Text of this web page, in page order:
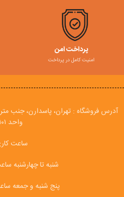
پرداخت امن
امنیت کامل در پرداخت
آدرس فروشگاه : تهران، پاسدارن، جنب
واحد ۱۰۱
ساعت
شنبه تا چهارشنبه ساعت 14
پنج شنبه و جمعه ساعت 11